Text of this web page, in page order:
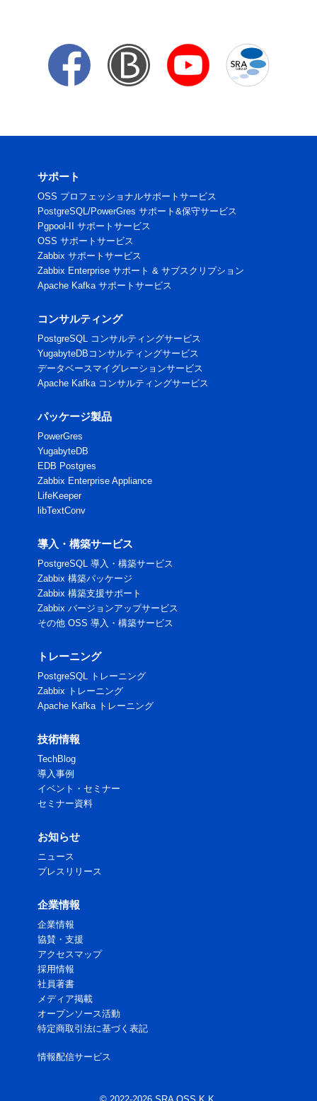
サポート
OSS プロフェッショナルサポートサービス
PostgreSQL/PowerGres サポート&保守サービス
Pgpool-II サポートサービス
OSS サポートサービス
Zabbix サポートサービス
Zabbix Enterprise サポート & サブスクリプション
Apache Kafka サポートサービス
コンサルティング
PostgreSQL コンサルティングサービス
YugabyteDBコンサルティングサービス
データベースマイグレーションサービス
Apache Kafka コンサルティングサービス
パッケージ製品
PowerGres
YugabyteDB
EDB Postgres
Zabbix Enterprise Appliance
LifeKeeper
libTextConv
導入・構築サービス
PostgreSQL 導入・構築サービス
Zabbix 構築パッケージ
Zabbix 構築支援サポート
Zabbix バージョンアップサービス
その他 OSS 導入・構築サービス
トレーニング
PostgreSQL トレーニング
Zabbix トレーニング
Apache Kafka トレーニング
技術情報
TechBlog
導入事例
イベント・セミナー
セミナー資料
お知らせ
ニュース
プレスリリース
企業情報
企業情報
協賛・支援
アクセスマップ
採用情報
社員著書
メディア掲載
オープンソース活動
特定商取引法に基づく表記
情報配信サービス